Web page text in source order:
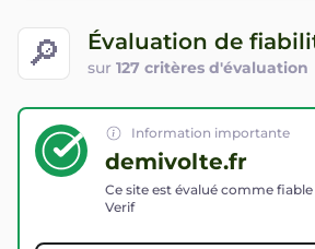
🔎 Évaluation de
sur 127 critères d'évaluation
Information importante
demivolte.fr
Ce site est évalué comme
Verif